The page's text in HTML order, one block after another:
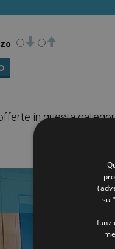
in questa
su